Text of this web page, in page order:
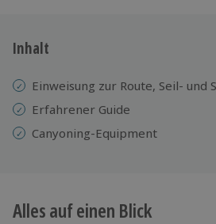
3 Jahre gültig & verlängerbar.
Inhalt
Einweisung zur Route, Seil- und
Erfahrener Guide
Canyoning-Equipment
Alles auf einen Blick